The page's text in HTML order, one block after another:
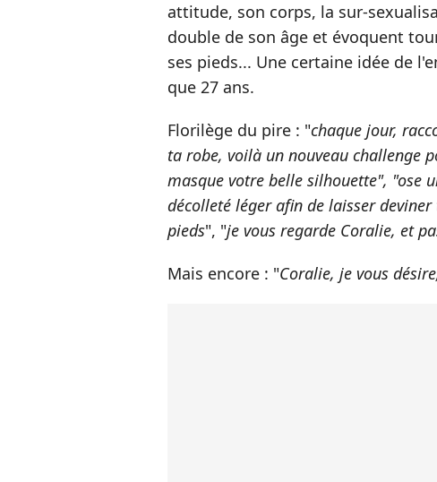
attitude, son corps, la sur-
double de son âge et évoquent
ses pieds... Une certaine idée de
que 27 ans.
Florilège du pire : "chaque jour,
ta robe, voilà un nouveau challenge
masque votre belle silhouette", "ose
décolleté léger afin de laisser
pieds", "je vous regarde Coralie, et
Mais encore : "Coralie, je vous